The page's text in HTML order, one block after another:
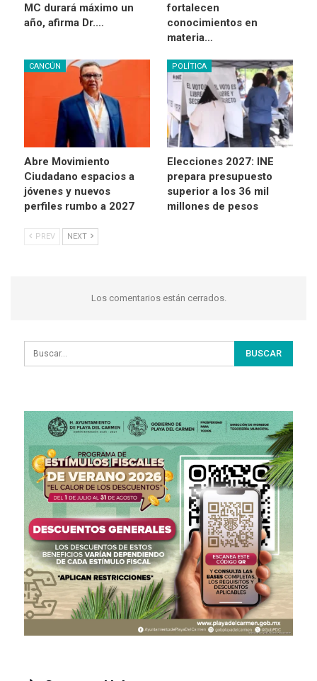
MC durará máximo un
año, afirma Dr.…
fortalecen
conocimientos en
materia…
CANCÚN
Abre Movimiento
Ciudadano espacios a
jóvenes y nuevos
perfiles rumbo a 2027
POLÍTICA
Elecciones 2027: INE
prepara presupuesto
superior a los 36 mil
millones de pesos
PREV NEXT
Los comentarios están cerrados.